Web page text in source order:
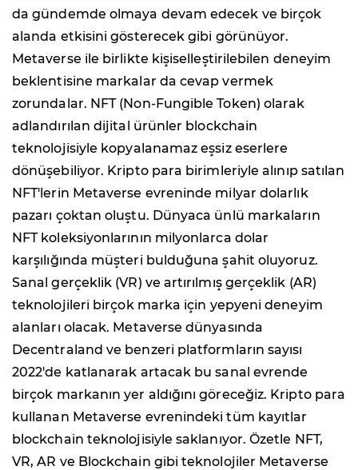
da gündemde olmaya devam edecek ve birçok
alanda etkisini gösterecek gibi görünüyor.
Metaverse ile birlikte kişiselleştirilebilen deneyim
beklentisine markalar da cevap vermek
zorundalar. NFT (Non-Fungible Token) olarak
adlandırılan dijital ürünler blockchain
teknolojisiyle kopyalanamaz eşsiz eserlere
dönüşebiliyor. Kripto para birimleriyle alınıp satılan
NFT'lerin Metaverse evreninde milyar dolarlık
pazarı çoktan oluştu. Dünyaca ünlü markaların
NFT koleksiyonlarının milyonlarca dolar
karşılığında müşteri bulduğuna şahit oluyoruz.
Sanal gerçeklik (VR) ve artırılmış gerçeklik (AR)
teknolojileri birçok marka için yepyeni deneyim
alanları olacak. Metaverse dünyasında
Decentraland ve benzeri platformların sayısı
2022'de katlanarak artacak bu sanal evrende
birçok markanın yer aldığını göreceğiz. Kripto para
kullanan Metaverse evrenindeki tüm kayıtlar
blockchain teknolojisiyle saklanıyor. Özetle NFT,
VR, AR ve Blockchain gibi teknolojiler Metaverse